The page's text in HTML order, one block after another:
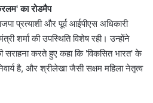
का रोडमैप
प्रत्याशी और पूर्व आईपीएस अधिकारी
शर्मा की उपस्थिति विशेष रही। उन्होंने
करते हुए कहा कि 'विकसित भारत' के
है, और श्रीलेखा जैसी सक्षम महिला नेतृत्व